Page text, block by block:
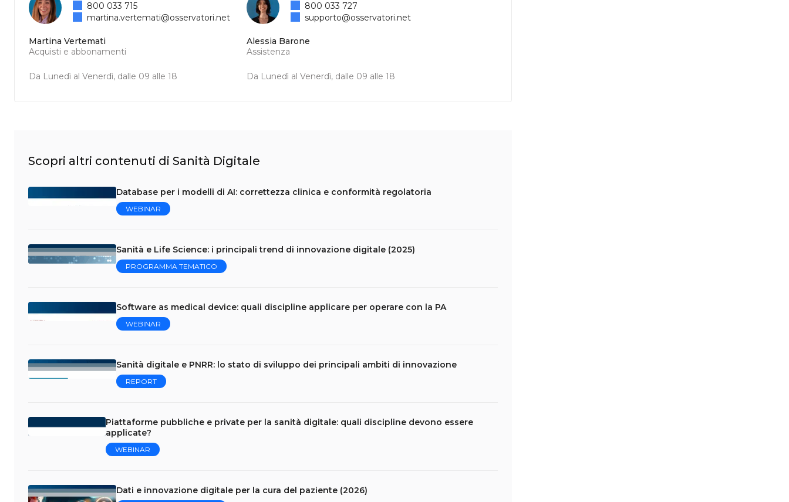
Martina Vertemati
Acquisti e abbonamenti
Da Lunedì al Venerdì, dalle 09 alle 18
800 033 715
martina.vertemati@osservatori.net
Alessia Barone
Assistenza
Da Lunedì al Venerdì, dalle 09 alle 18
800 033 727
supporto@osservatori.net
Scopri altri contenuti di Sanità Digitale
Database per i modelli di AI: correttezza clinica e conformità regolatoria
WEBINAR
Sanità e Life Science: i principali trend di innovazione digitale (2025)
PROGRAMMA TEMATICO
Software as medical device: quali discipline applicare per operare con la PA
WEBINAR
Sanità digitale e PNRR: lo stato di sviluppo dei principali ambiti di innovazione
REPORT
Piattaforme pubbliche e private per la sanità digitale: quali discipline devono essere
applicate?
WEBINAR
Dati e innovazione digitale per la cura del paziente (2026)